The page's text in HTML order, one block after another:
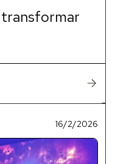
transformar
16/2/2026